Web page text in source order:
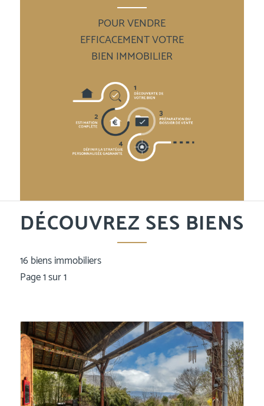
POUR VENDRE
EFFICACEMENT VOTRE
BIEN IMMOBILIER
DÉCOUVREZ SES BIENS
16 biens immobiliers
Page 1 sur 1